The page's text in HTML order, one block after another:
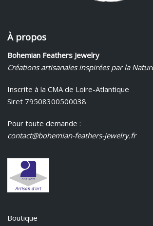
À propos
Bohemian Feathers Jewelry
Créations artisanales inspirées par la
Inscrite à la CMA de Loire-Atlantique
Siret 79508300500038
Pour toute demande :
contact@bohemian-feathers-jewelry.fr
Boutique